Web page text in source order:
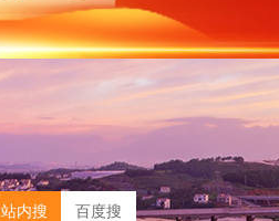
站内搜 百度搜